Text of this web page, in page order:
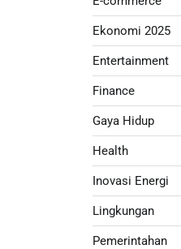
Ekonomi 2025
Entertainment
Finance
Gaya Hidup
Health
Inovasi Energi
Lingkungan
Pemerintahan